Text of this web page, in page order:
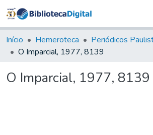
&
Coleções
Tudo na
Digital
Início Hemeroteca Periódicos
O Imparcial, 1977, 8139
O Imparcial, 1977, 8139